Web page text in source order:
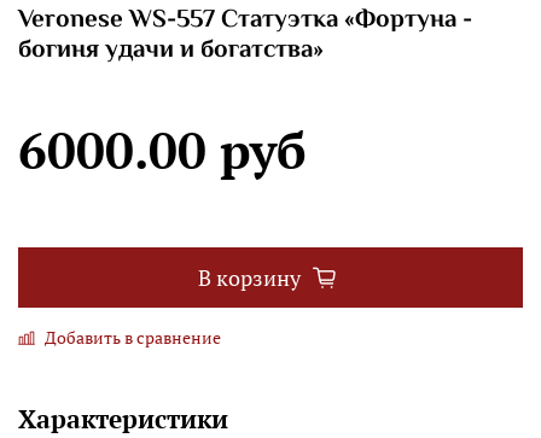
Veronese WS-557 Статуэтка «Фортуна -
богиня удачи и богатства»
6000.00 руб
В корзину
Добавить в сравнение
Характеристики